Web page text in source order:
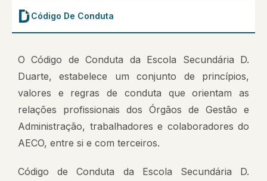
Código De Conduta
O Código de Conduta da Escola Secundária D.
Duarte, estabelece um conjunto de princípios,
valores e regras de conduta que orientam as
relações profissionais dos Órgãos de Gestão e
Administração, trabalhadores e colaboradores do
AECO, entre si e com terceiros.
Código de Conduta da Escola Secundária D.